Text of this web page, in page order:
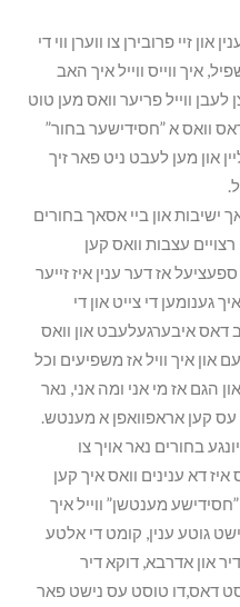
און זיי פרובירן צו ווערן ווי די
איך ווייס ווייל איך האב
ווייל פריער וואס מען טוט
וואס א ”חסידישער בחור”
און מען לעבט ניט פאר זיך
ישיבות און ביי אסאך בחורים
עצבות וואס קען
אז דער ענין איז זייער
גענומען די צייט און די
דאס איבערגעלעבט און וואס
און איך וויל אז משפיעים וכל
הגם אז מי אני ומה אני, נאר
עס קען אראפוואפן א מענטש.
בחורים נאר אויך צו
דא ענינים וואס איך קען
מענטשן” ווייל איך
גוטע ענין, קומט די אלטע
און אדרבא, דוקא דיר
דאס,דו טוסט עס נישט פאר